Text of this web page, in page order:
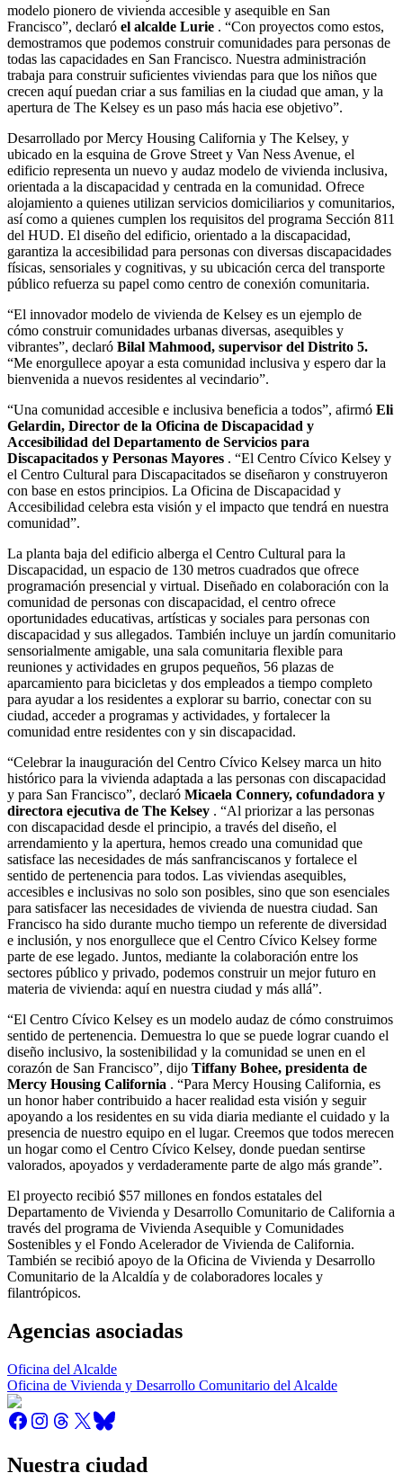
modelo pionero de vivienda accesible y asequible en San
Francisco”, declaró el alcalde Lurie . “Con proyectos como estos,
demostramos que podemos construir comunidades para personas de
todas las capacidades en San Francisco. Nuestra administración
trabaja para construir suficientes viviendas para que los niños que
crecen aquí puedan criar a sus familias en la ciudad que aman, y la
apertura de The Kelsey es un paso más hacia ese objetivo”.
Desarrollado por Mercy Housing California y The Kelsey, y
ubicado en la esquina de Grove Street y Van Ness Avenue, el
edificio representa un nuevo y audaz modelo de vivienda inclusiva,
orientada a la discapacidad y centrada en la comunidad. Ofrece
alojamiento a quienes utilizan servicios domiciliarios y comunitarios,
así como a quienes cumplen los requisitos del programa Sección 811
del HUD. El diseño del edificio, orientado a la discapacidad,
garantiza la accesibilidad para personas con diversas discapacidades
físicas, sensoriales y cognitivas, y su ubicación cerca del transporte
público refuerza su papel como centro de conexión comunitaria.
“El innovador modelo de vivienda de Kelsey es un ejemplo de
cómo construir comunidades urbanas diversas, asequibles y
vibrantes”, declaró Bilal Mahmood, supervisor del Distrito 5.
“Me enorgullece apoyar a esta comunidad inclusiva y espero dar la
bienvenida a nuevos residentes al vecindario”.
“Una comunidad accesible e inclusiva beneficia a todos”, afirmó Eli
Gelardin, Director de la Oficina de Discapacidad y
Accesibilidad del Departamento de Servicios para
Discapacitados y Personas Mayores . “El Centro Cívico Kelsey y
el Centro Cultural para Discapacitados se diseñaron y construyeron
con base en estos principios. La Oficina de Discapacidad y
Accesibilidad celebra esta visión y el impacto que tendrá en nuestra
comunidad”.
La planta baja del edificio alberga el Centro Cultural para la
Discapacidad, un espacio de 130 metros cuadrados que ofrece
programación presencial y virtual. Diseñado en colaboración con la
comunidad de personas con discapacidad, el centro ofrece
oportunidades educativas, artísticas y sociales para personas con
discapacidad y sus allegados. También incluye un jardín comunitario
sensorialmente amigable, una sala comunitaria flexible para
reuniones y actividades en grupos pequeños, 56 plazas de
aparcamiento para bicicletas y dos empleados a tiempo completo
para ayudar a los residentes a explorar su barrio, conectar con su
ciudad, acceder a programas y actividades, y fortalecer la
comunidad entre residentes con y sin discapacidad.
“Celebrar la inauguración del Centro Cívico Kelsey marca un hito
histórico para la vivienda adaptada a las personas con discapacidad
y para San Francisco”, declaró Micaela Connery, cofundadora y
directora ejecutiva de The Kelsey . “Al priorizar a las personas
con discapacidad desde el principio, a través del diseño, el
arrendamiento y la apertura, hemos creado una comunidad que
satisface las necesidades de más sanfranciscanos y fortalece el
sentido de pertenencia para todos. Las viviendas asequibles,
accesibles e inclusivas no solo son posibles, sino que son esenciales
para satisfacer las necesidades de vivienda de nuestra ciudad. San
Francisco ha sido durante mucho tiempo un referente de diversidad
e inclusión, y nos enorgullece que el Centro Cívico Kelsey forme
parte de ese legado. Juntos, mediante la colaboración entre los
sectores público y privado, podemos construir un mejor futuro en
materia de vivienda: aquí en nuestra ciudad y más allá”.
“El Centro Cívico Kelsey es un modelo audaz de cómo construimos
sentido de pertenencia. Demuestra lo que se puede lograr cuando el
diseño inclusivo, la sostenibilidad y la comunidad se unen en el
corazón de San Francisco”, dijo Tiffany Bohee, presidenta de
Mercy Housing California . “Para Mercy Housing California, es
un honor haber contribuido a hacer realidad esta visión y seguir
apoyando a los residentes en su vida diaria mediante el cuidado y la
presencia de nuestro equipo en el lugar. Creemos que todos merecen
un hogar como el Centro Cívico Kelsey, donde puedan sentirse
valorados, apoyados y verdaderamente parte de algo más grande”.
El proyecto recibió $57 millones en fondos estatales del
Departamento de Vivienda y Desarrollo Comunitario de California a
través del programa de Vivienda Asequible y Comunidades
Sostenibles y el Fondo Acelerador de Vivienda de California.
También se recibió apoyo de la Oficina de Vivienda y Desarrollo
Comunitario de la Alcaldía y de colaboradores locales y
filantrópicos.
Agencias asociadas
Oficina del Alcalde
Oficina de Vivienda y Desarrollo Comunitario del Alcalde
Nuestra ciudad